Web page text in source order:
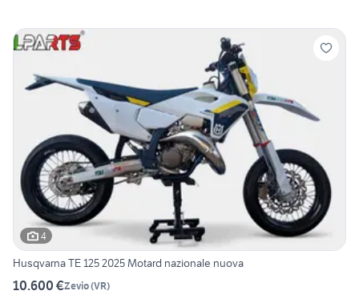
4
Husqvarna TE 125 2025 Motard nazionale nuova
10.600 €Zevio(VR)